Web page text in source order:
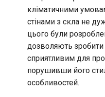
кліматичними
стінами з скла не
цього були
дозволяють
сприятливим для
порушивши його
особливостей.